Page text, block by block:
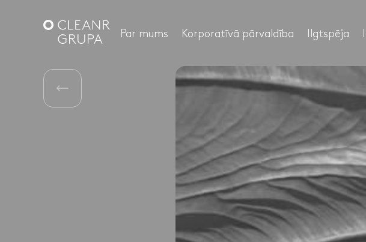
Par mums Korporatīvā pārvaldība Ilgtspēja